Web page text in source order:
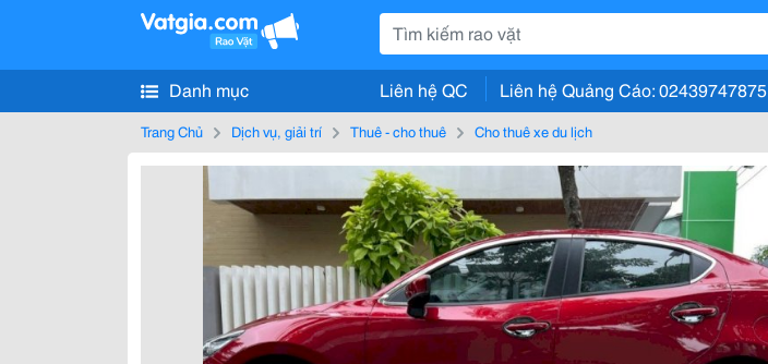
Danh mục Liên hệ QC Liên hệ Quảng Cáo: 02439747875
Trang Chủ Dịch vụ, giải trí Thuê - cho thuê Cho thuê xe du lịch